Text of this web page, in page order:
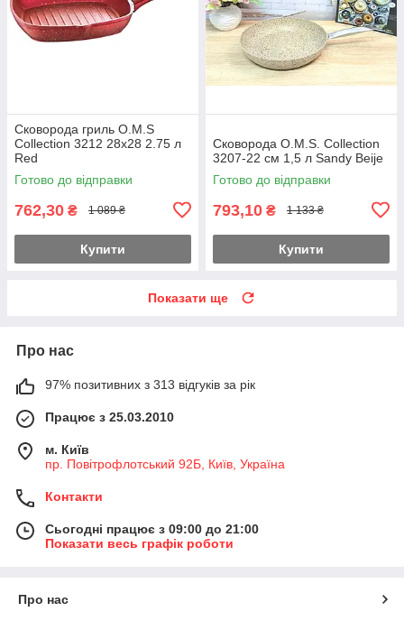
Сковорода гриль O.M.S
Collection 3212 28х28 2.75 л
Red
Готово до відправки
762,30 ₴ 1 089 ₴
Купити
Сковорода O.M.S. Collection
3207-22 см 1,5 л Sandy Beije
Готово до відправки
793,10 ₴ 1 133 ₴
Купити
Показати ще
Про нас
97% позитивних з 313 відгуків за рік
Працює з 25.03.2010
м. Київ
пр. Повітрофлотський 92Б, Київ, Україна
Контакти
Сьогодні працює з 09:00 до 21:00
Показати весь графік роботи
Про нас